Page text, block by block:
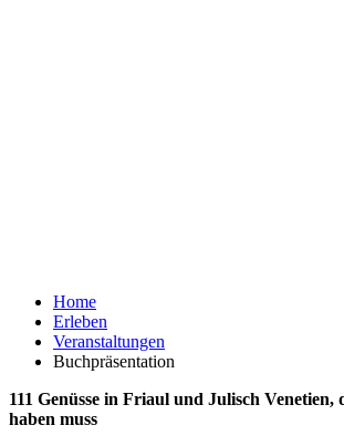
Home
Erleben
Veranstaltungen
Buchpräsentation
111 Genüsse in Friaul und Julisch
haben muss